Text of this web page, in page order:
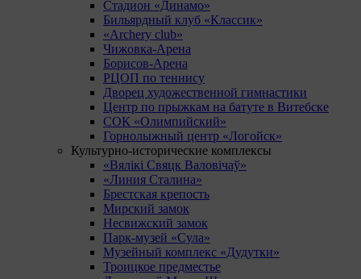
Стадион «Динамо»
Бильярдный клуб «Классик»
«Archery club»
Чижовка-Арена
Борисов-Арена
РЦОП по теннису
Дворец художественной гимнастики
Центр по прыжкам на батуте в Витебске
СОК «Олимпийский»
Горнолыжный центр «Логойск»
Культурно-исторические комплексы
«Вялікі Свяцк Валовічаў»
«Линия Сталина»
Брестская крепость
Мирский замок
Несвижский замок
Парк-музей «Сула»
Музейный комплекс «Дудутки»
Троицкое предместье